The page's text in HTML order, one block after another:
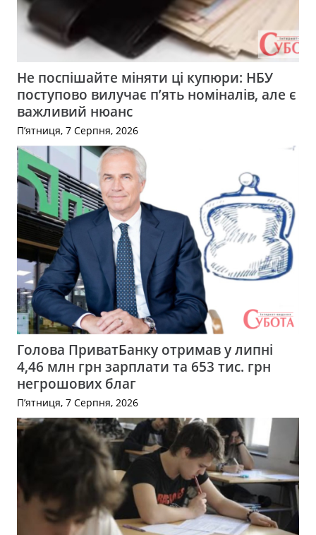
Не поспішайте міняти ці купюри: НБУ
поступово вилучає п’ять номіналів, але є
важливий нюанс
П’ятниця, 7 Серпня, 2026
Голова ПриватБанку отримав у липні
4,46 млн грн зарплати та 653 тис. грн
негрошових благ
П’ятниця, 7 Серпня, 2026